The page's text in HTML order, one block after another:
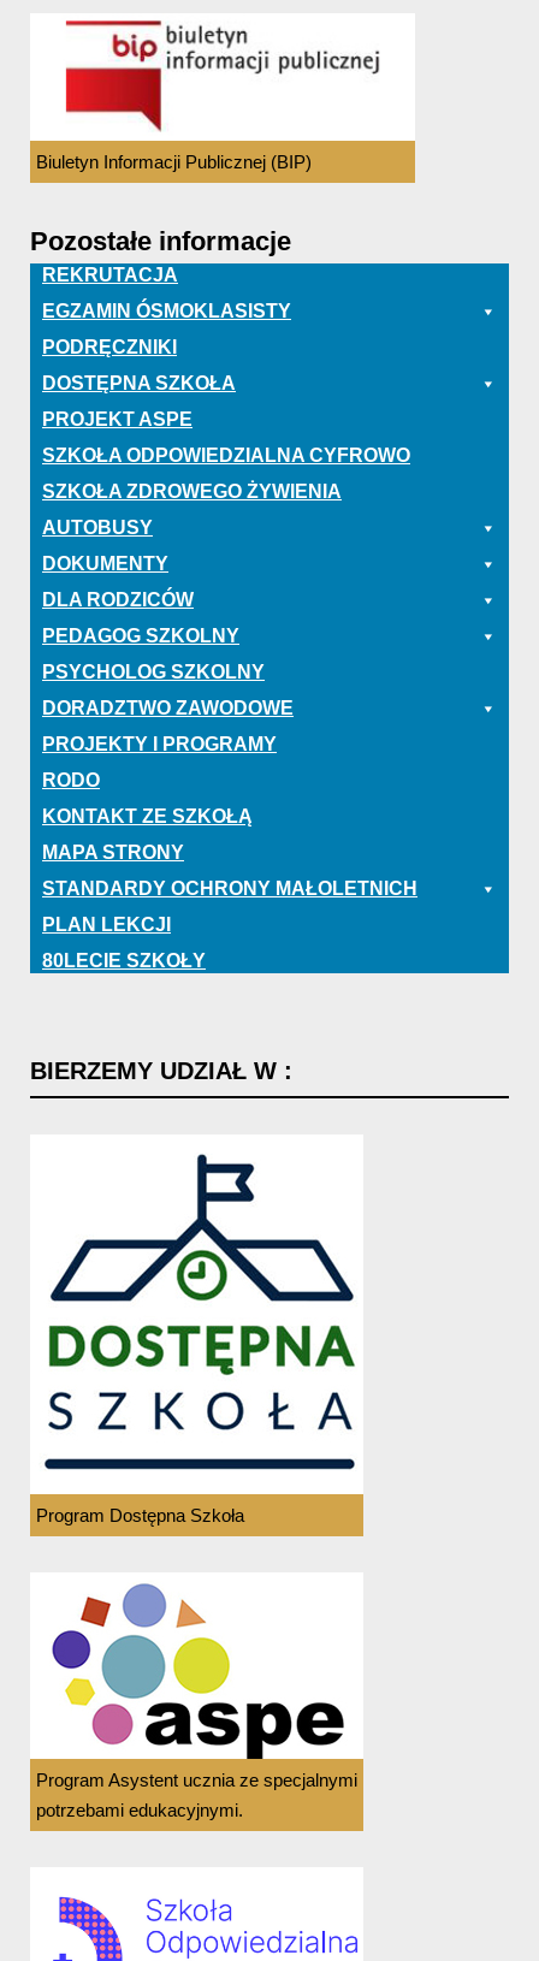
Biuletyn Informacji Publicznej (BIP)
Pozostałe informacje
REKRUTACJA
EGZAMIN ÓSMOKLASISTY
PODRĘCZNIKI
DOSTĘPNA SZKOŁA
PROJEKT ASPE
SZKOŁA ODPOWIEDZIALNA CYFROWO
SZKOŁA ZDROWEGO ŻYWIENIA
AUTOBUSY
DOKUMENTY
DLA RODZICÓW
PEDAGOG SZKOLNY
PSYCHOLOG SZKOLNY
DORADZTWO ZAWODOWE
PROJEKTY I PROGRAMY
RODO
KONTAKT ZE SZKOŁĄ
MAPA STRONY
STANDARDY OCHRONY MAŁOLETNICH
PLAN LEKCJI
80LECIE SZKOŁY
BIERZEMY UDZIAŁ W :
Program Dostępna Szkoła
Program Asystent ucznia ze specjalnymi
potrzebami edukacyjnymi.